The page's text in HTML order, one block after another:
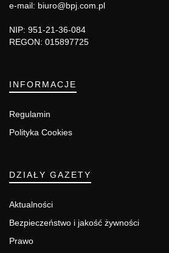
e-mail: biuro@bpj.com.pl
NIP: 951-21-36-084
REGON: 015897725
INFORMACJE
Regulamin
Polityka Cookies
DZIAŁY GAZETY
Aktualności
Bezpieczeństwo i jakość żywności
Prawo